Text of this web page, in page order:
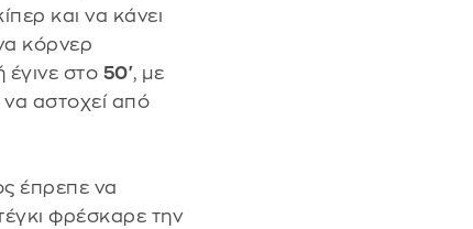
και να κάνει
κόρνερ
έγινε στο 50', με
να αστοχεί από
έπρεπε να
φρέσκαρε την